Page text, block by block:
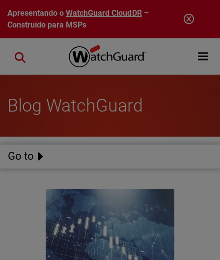
Pular para o conteúdo principal
Apresentando oWatchGuard CloudDR–
Construído para MSPs
Open
Close search
Blog WatchGuard
Go to